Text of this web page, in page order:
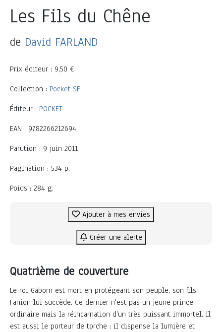
Les Fils du Chêne
de David FARLAND
Prix éditeur : 9,50 €
Collection : Pocket SF
Éditeur : POCKET
EAN : 9782266212694
Parution : 9 juin 2011
Pagination : 534 p.
Poids : 284 g.
Ajouter à mes envies
Créer une alerte
Quatrième de couverture
Le roi Gaborn est mort en protégeant son peuple, son fils
Fanion lui succède. Ce dernier n'est pas un jeune prince
ordinaire mais la réincarnation d'un très puissant immortel. Il
est aussi le porteur de torche : il dispense la lumière et